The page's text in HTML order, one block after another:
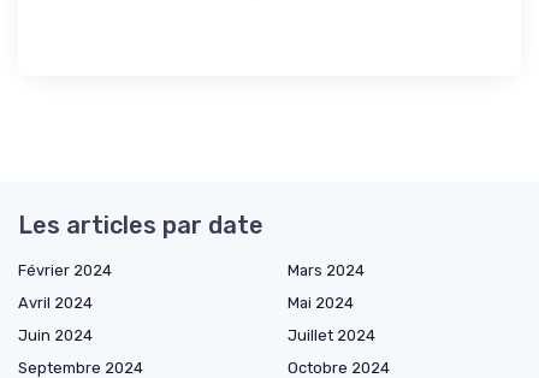
Les articles par date
Février 2024
Mars 2024
Avril 2024
Mai 2024
Juin 2024
Juillet 2024
Septembre 2024
Octobre 2024